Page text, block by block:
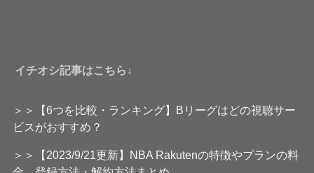
イチオシ記事はこちら↓
＞＞【6つを比較・ランキング】Bリーグはどの視聴サー
ビスがおすすめ？
＞＞【2023/9/21更新】NBA Rakutenの特徴やプランの料